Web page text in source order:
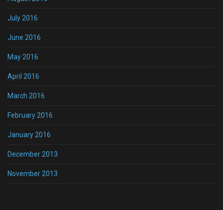
July 2016
June 2016
May 2016
April 2016
March 2016
February 2016
January 2016
December 2013
November 2013